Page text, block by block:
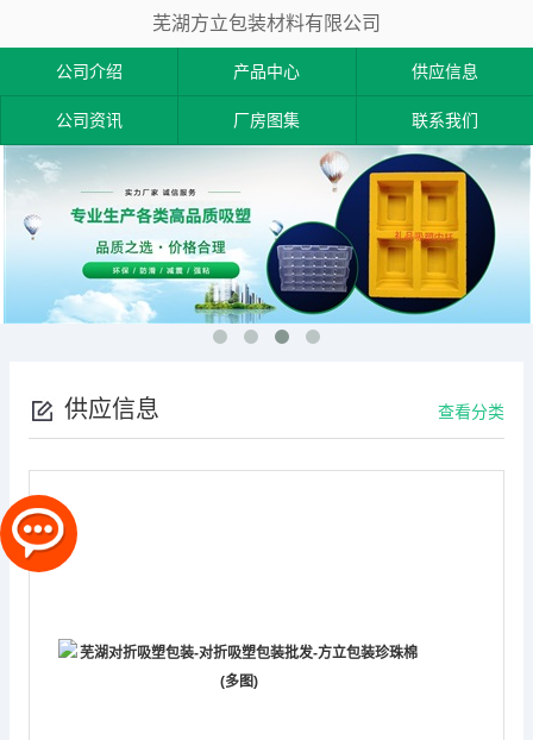
芜湖方立包装材料有限公司
公司介绍 产品中心 供应信息
公司资讯 厂房图集 联系我们
供应信息 查看分类